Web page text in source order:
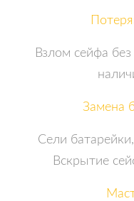
Взлом сейфа
Замена
Сели
Вскрытие